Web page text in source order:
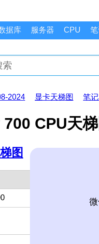
据库 服务器 CPU
2024 显卡天梯图 笔
CPU天
图